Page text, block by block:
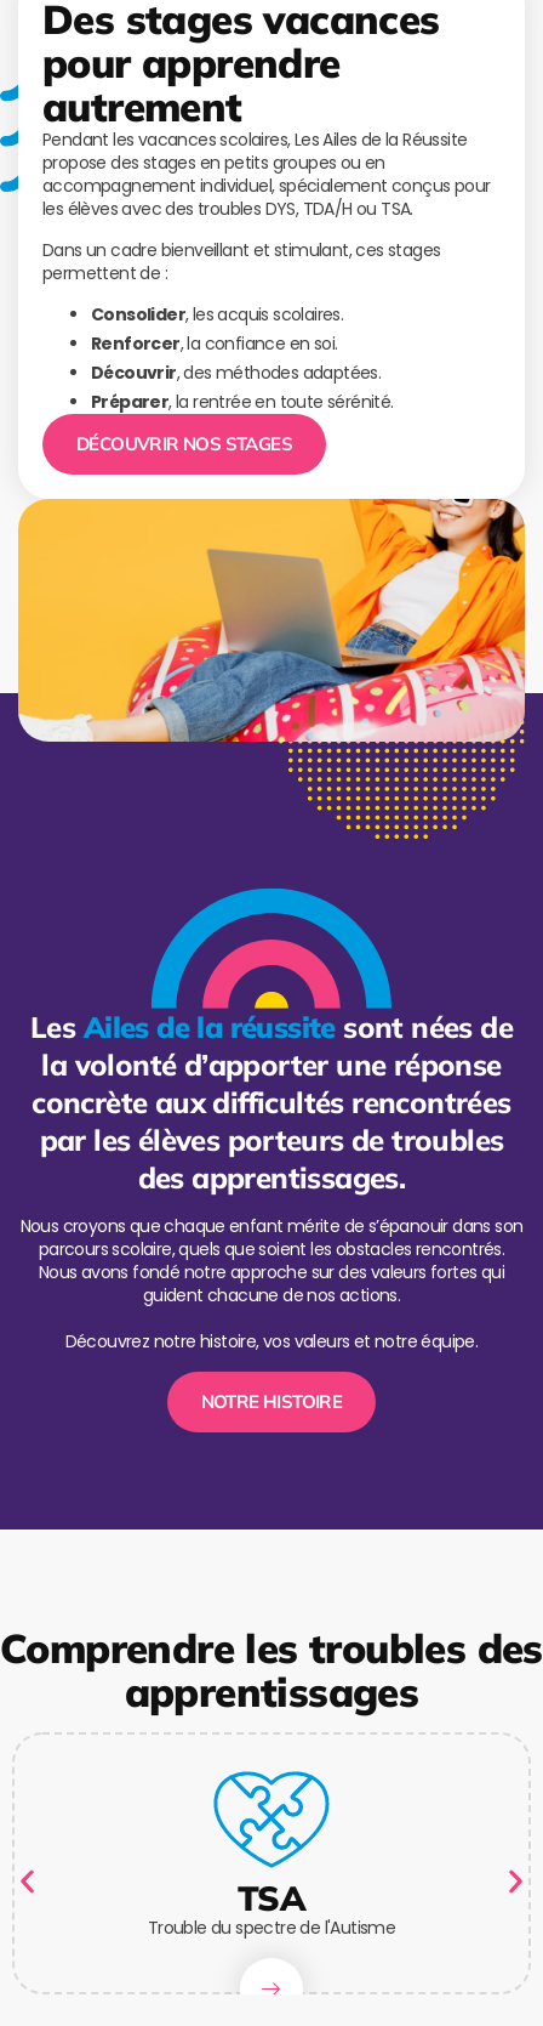
Des stages vacances
pour apprendre
autrement
Pendant les vacances scolaires, Les Ailes de la Réussite
propose des stages en petits groupes ou en
accompagnement individuel, spécialement conçus pour
les élèves avec des troubles DYS, TDA/H ou TSA.
Dans un cadre bienveillant et stimulant, ces stages
permettent de :
Consolider, les acquis scolaires.
Renforcer, la confiance en soi.
Découvrir, des méthodes adaptées.
Préparer, la rentrée en toute sérénité.
DÉCOUVRIR NOS STAGES
LesAiles de la réussitesont nées de
la volonté d’apporter une réponse
concrète aux difficultés rencontrées
par les élèves porteurs de troubles
des apprentissages.
Nous croyons que chaque enfant mérite de s’épanouir dans son
parcours scolaire, quels que soient les obstacles rencontrés.
Nous avons fondé notre approche sur des valeurs fortes qui
guident chacune de nos actions.
Découvrez notre histoire, vos valeurs et notre équipe.
NOTRE HISTOIRE
Comprendre les troubles des
apprentissages
TSA
Trouble du spectre de l'Autisme